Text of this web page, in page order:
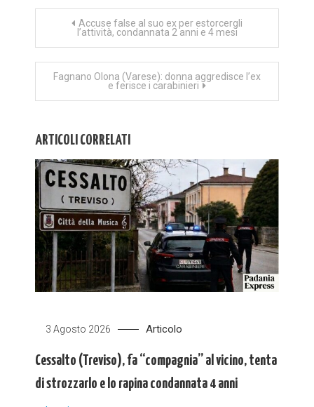
NavigazioneAccuse false al suo ex per estorcergli
l’attività, condannata 2 anni e 4 mesi
Fagnano Olona (Varese): donna aggredisce l’ex
e ferisce i carabinieri
ARTICOLI CORRELATI
3 Agosto 2026 Articolo
Cessalto (Treviso), fa “compagnia” al vicino, tenta
di strozzarlo e lo rapina condannata 4 anni